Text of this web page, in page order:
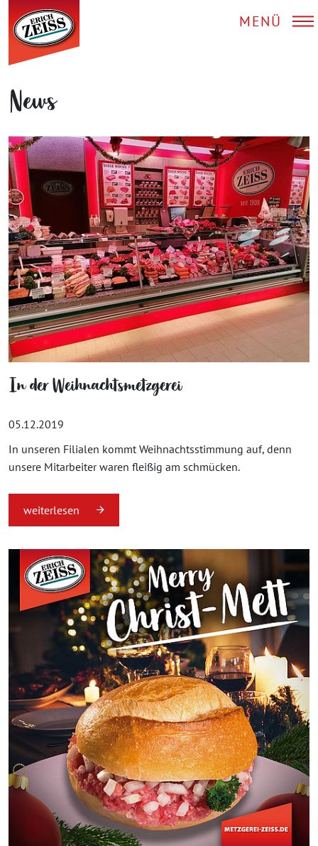
MENÜ
News
In der Weihnachtsmetzgerei
05.12.2019
In unseren Filialen kommt Weihnachtsstimmung auf, denn
unsere Mitarbeiter waren fleißig am schmücken.
weiterlesen